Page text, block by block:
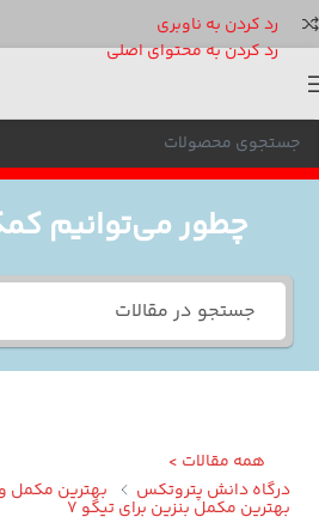
رد کردن به ناوبری
رد کردن به محتوای اصلی
چطور می‌توانیم
همه مقالات >
دانش پتروتکس
بهترین مکمل و اکتان
مکمل بنزین برای تیگو 7